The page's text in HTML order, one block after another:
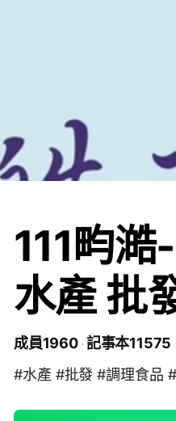
111畇
水產 批
成員1960 記事本11575
#水產 #批發 #調理食品